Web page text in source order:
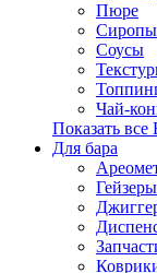
Пюре
Сиропы
Соусы
Чай-
Показать все
Для бара